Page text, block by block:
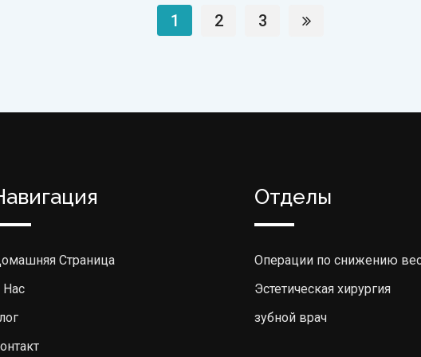
1 2 3
Страница
Отделы
Операции по снижению
Эстетическая хирургия
зубной врач